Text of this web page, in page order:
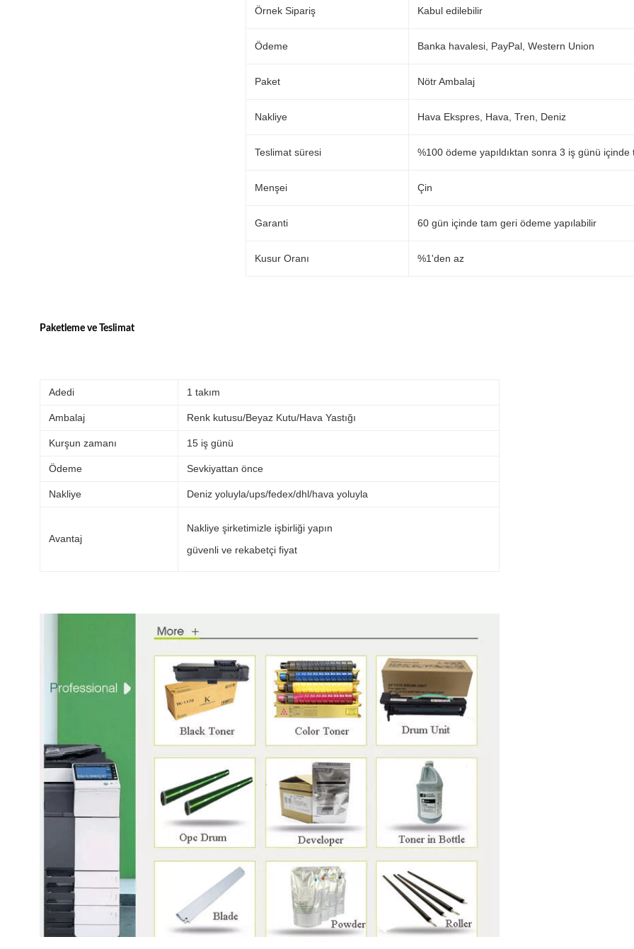
Örnek Sipariş Kabul edilebilir
Ödeme Banka havalesi, PayPal, Western Union
Paket Nötr Ambalaj
Nakliye Hava Ekspres, Hava, Tren, Deniz
Teslimat süresi %100 ödeme yapıldıktan sonra 3 iş günü içinde
Menşei Çin
Garanti 60 gün içinde tam geri ödeme yapılabilir
Kusur Oranı %1'den az
Paketleme ve Teslimat
Adedi 1 takım
Ambalaj Renk kutusu/Beyaz Kutu/Hava Yastığı
Kurşun zamanı 15 iş günü
Ödeme Sevkiyattan önce
Nakliye Deniz yoluyla/ups/fedex/dhl/hava yoluyla
Avantaj
Nakliye şirketimizle işbirliği yapın
güvenli ve rekabetçi fiyat